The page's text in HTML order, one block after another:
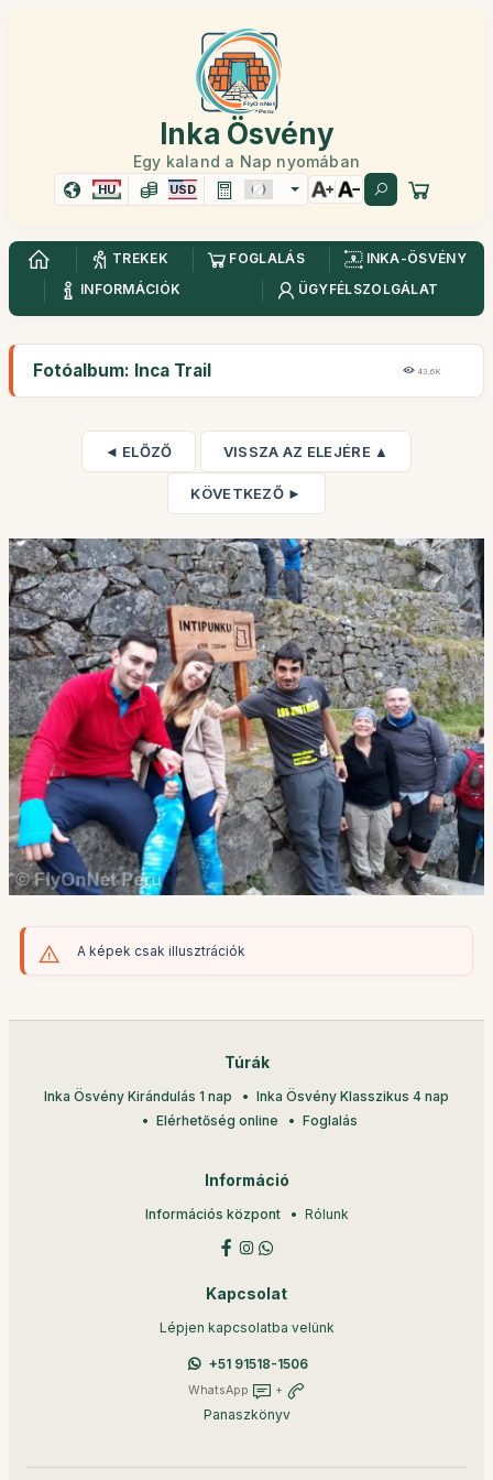
Inka Ösvény
Egy kaland a Nap nyomában
HU USD
TREKEK FOGLALÁS
INKA-ÖSVÉNY
INFORMÁCIÓK
ÜGYFÉLSZOLGÁLAT
Fotóalbum: Inca Trail 43,6K
◄ ELŐZŐ VISSZA AZ ELEJÉRE ▲
KÖVETKEZŐ ►
A képek csak illusztrációk
Túrák
Inka Ösvény Kirándulás 1 nap
Inka Ösvény Klasszikus 4 nap
Elérhetőség online
Foglalás
Információ
Információs központ Rólunk
Kapcsolat
Lépjen kapcsolatba velünk
+51 91518-1506
WhatsApp +
Panaszkönyv